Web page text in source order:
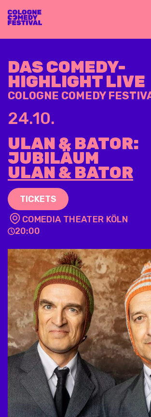
DAS COMEDY-
HIGHLIGHT LIVE
COLOGNE COMEDY
24.10.
ULAN & BATOR:
JUBILÄUM
ULAN & BATOR
TICKETS
COMEDIA THEATER KÖLN
20:00